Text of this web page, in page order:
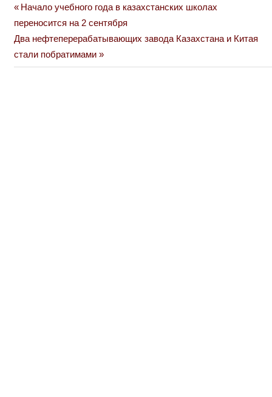
Навигация
по
записям
Previous
Post:
Начало учебного года в казахстанских школах
переносится на 2 сентября
Next
Post:
Два нефтеперерабатывающих завода Казахстана и Китая
стали побратимами